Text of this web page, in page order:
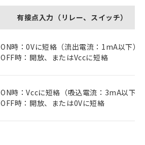
有接点入力（リレー、スイッチ）
ON時：0Vに短絡（流出電流：1mA以下）
OFF時：開放、またはVccに短絡
ON時：Vccに短絡（吸込電流：3mA以下）
OFF時：開放、または0Vに短絡